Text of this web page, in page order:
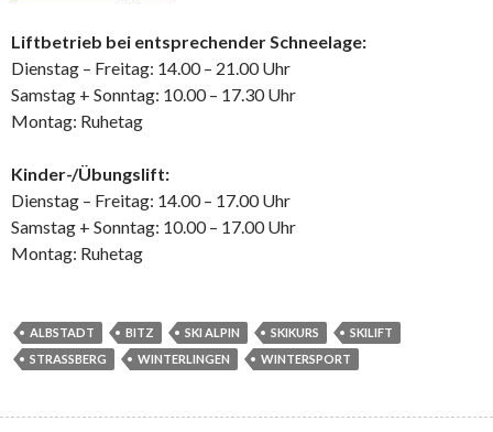
Liftbetrieb bei entsprechender Schneelage:
Dienstag – Freitag: 14.00 – 21.00 Uhr
Samstag + Sonntag: 10.00 – 17.30 Uhr
Montag: Ruhetag
Kinder-/Übungslift:
Dienstag – Freitag: 14.00 – 17.00 Uhr
Samstag + Sonntag: 10.00 – 17.00 Uhr
Montag: Ruhetag
ALBSTADT BITZ SKI ALPIN SKIKURS
SKILIFT
STRASSBERG
WINTERLINGEN WINTERSPORT